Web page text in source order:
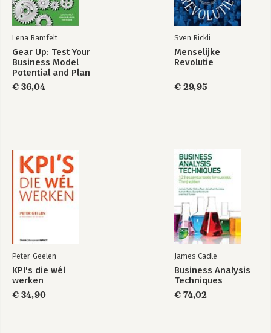
Lena Ramfelt
Gear Up: Test Your
Business Model
Potential and Plan
Your Path to
Success
€ 36,04
Sven Rickli
Menselijke
Revolutie
€ 29,95
Peter Geelen
KPI's die wél
werken
€ 34,90
James Cadle
Business Analysis
Techniques
€ 74,02